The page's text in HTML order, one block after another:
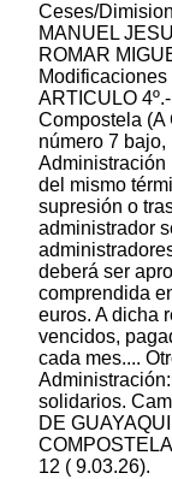
Ceses/
MANUEL
ROMAR
ARTICULO
Compostela (A
número 7 bajo,
Administración
del mismo
supresión o
administrador
deberá ser
comprendida
euros. A dicha
vencidos,
cada mes....
solidarios.
DE
12 ( 9.03.26).